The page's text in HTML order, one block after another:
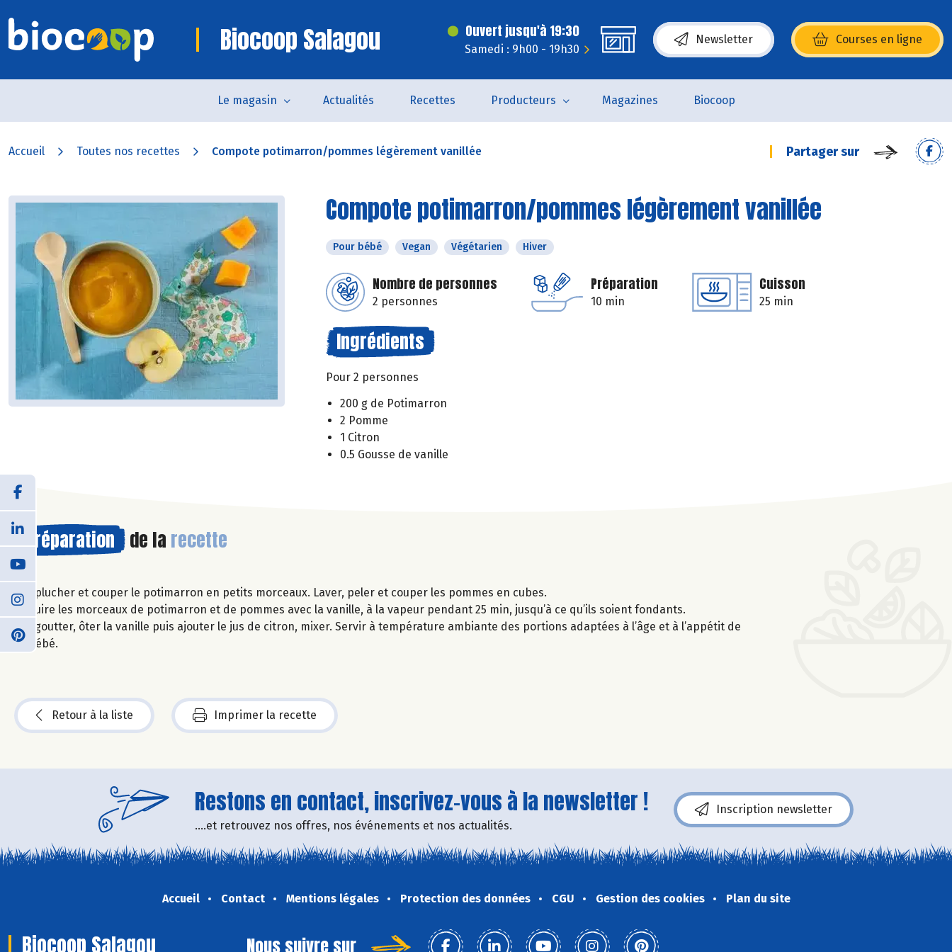
Biocoop Salagou Ouvert jusqu'à 19:30
Samedi : 9h00 - 19h30
Newsletter Courses en ligne
(s’ouvre dans une nouvelle fenêtre)
Le magasin Actualités Recettes Producteurs Magazines Biocoop
Accueil Toutes nos recettes Compote potimarron/pommes légèrement vanillée Partager sur
Compote potimarron/pommes légèrement vanillée
Pour bébé Vegan Végétarien Hiver
Nombre de personnes
2 personnes
Préparation
10 min
Cuisson
25 min
Ingrédients
Pour 2 personnes
200 g de Potimarron
2 Pomme
1 Citron
0.5 Gousse de vanille
Préparation de la recette
Eplucher et couper le potimarron en petits morceaux. Laver, peler et couper les pommes en cubes.
Cuire les morceaux de potimarron et de pommes avec la vanille, à la vapeur pendant 25 min, jusqu’à ce qu’ils soient fondants.
Egoutter, ôter la vanille puis ajouter le jus de citron, mixer. Servir à température ambiante des portions adaptées à l’âge et à l’appétit de
bébé.
Retour à la liste Imprimer la recette
Restons en contact, inscrivez-vous à la newsletter !
....et retrouvez nos offres, nos événements et nos actualités.
Inscription newsletter
Accueil Contact Mentions légales Protection des données CGU Gestion des cookies Plan du site
Biocoop Salagou Nous suivre sur